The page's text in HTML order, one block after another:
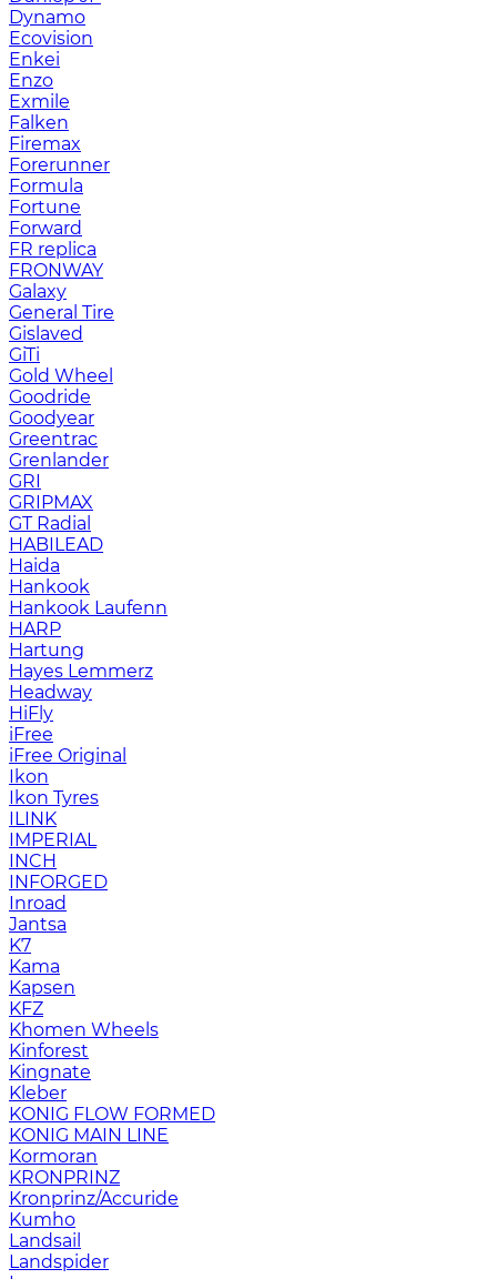
Dynamo
Ecovision
Enkei
Enzo
Exmile
Falken
Firemax
Forerunner
Formula
Fortune
Forward
FR replica
FRONWAY
Galaxy
General Tire
Gislaved
GiTi
Gold Wheel
Goodride
Goodyear
Greentrac
Grenlander
GRI
GRIPMAX
GT Radial
HABILEAD
Haida
Hankook
Hankook Laufenn
HARP
Hartung
Hayes Lemmerz
Headway
HiFly
iFree
iFree Original
Ikon
Ikon Tyres
ILINK
IMPERIAL
INCH
INFORGED
Inroad
Jantsa
K7
Kama
Kapsen
KFZ
Khomen Wheels
Kinforest
Kingnate
Kleber
KONIG FLOW FORMED
KONIG MAIN LINE
Kormoran
KRONPRINZ
Kronprinz/Accuride
Kumho
Landsail
Landspider